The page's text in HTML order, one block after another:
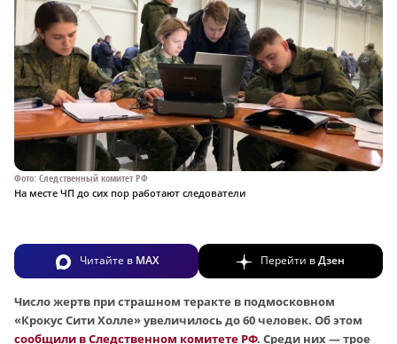
Фото: Следственный комитет РФ
На месте ЧП до сих пор работают следователи
Читайте в MAX Перейти вДзен
Число жертв при страшном теракте в подмосковном
«Крокус Сити Холле» увеличилось до 60 человек. Об этом
сообщили в Следственном комитете РФ. Среди них — трое